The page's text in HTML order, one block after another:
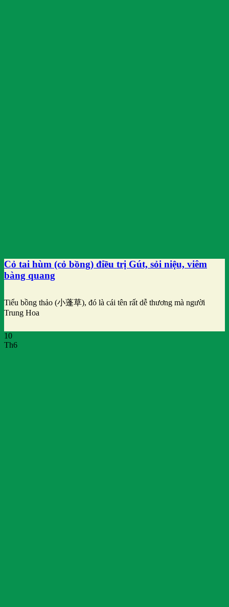
Cỏ tai hùm (cỏ bồng) điều trị Gút, sỏi niệu, viêm
bàng quang
Tiểu bồng thảo (小蓬草), đó là cái tên rất dễ thương mà người
Trung Hoa
10
Th6